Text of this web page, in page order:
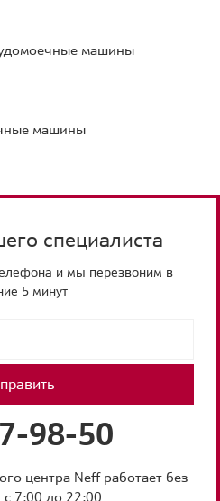
машины
машины
специалиста
и мы перезвоним в
5 минут
98-50
центра Neff работает без
7:00 до 22:00